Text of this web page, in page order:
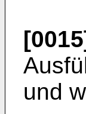
und